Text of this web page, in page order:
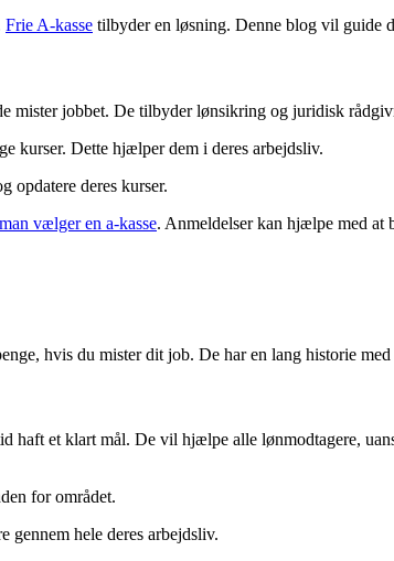
Frie A-kasse tilbyder en løsning. Denne blog vil guide
mister jobbet. De tilbyder lønsikring og juridisk
kurser. Dette hjælper dem i deres arbejdsliv.
opdatere deres kurser.
vælger en a-kasse. Anmeldelser kan hjælpe med at
hvis du mister dit job. De har en lang historie
haft et klart mål. De vil hjælpe alle lønmodtagere,
for området.
gennem hele deres arbejdsliv.